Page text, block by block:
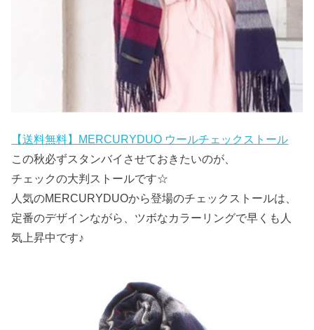
【送料無料】MERCURYDUO ウールチェックストール
この秋必ずスタンバイさせておきたいのが、
チェックの大判ストールです☆
人気のMERCURYDUOから登場のチェックストールは、
定番のデザインながら、ツボなカラーリングで早くも人
気上昇中です♪